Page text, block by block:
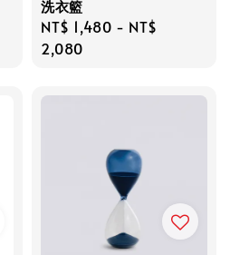
洗衣籃
Regular
price
NT$ 1,480 - NT$
2,080